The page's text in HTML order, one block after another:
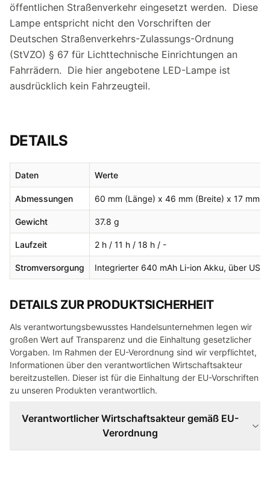
öffentlichen Straßenverkehr eingesetzt werden. Diese
Lampe entspricht nicht den Vorschriften der
Deutschen Straßenverkehrs-Zulassungs-Ordnung
(StVZO) § 67 für Lichttechnische Einrichtungen an
Fahrrädern. Die hier angebotene LED-Lampe ist
ausdrücklich kein Fahrzeugteil.
DETAILS
Daten Werte
Abmessungen 60 mm (Länge) x 46 mm (Breite) x 17 mm
Gewicht 37.8 g
Laufzeit 2 h / 11 h / 18 h / -
Stromversorgung Integrierter 640 mAh Li-ion Akku, über
DETAILS ZUR PRODUKTSICHERHEIT
Als verantwortungsbewusstes Handelsunternehmen legen wir
großen Wert auf Transparenz und die Einhaltung gesetzlicher
Vorgaben. Im Rahmen der EU-Verordnung sind wir verpflichtet,
Informationen über den verantwortlichen Wirtschaftsakteur
bereitzustellen. Dieser ist für die Einhaltung der EU-Vorschriften
zu unseren Produkten verantwortlich.
Verantwortlicher Wirtschaftsakteur gemäß EU-
Verordnung